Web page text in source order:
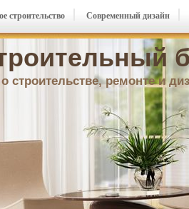
строительстве, ремонте и
строительство Современный дизайн